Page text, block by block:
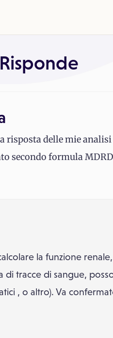
risposta delle mie
secondo formula
la funzione
tracce di sangue,
, o altro). Va